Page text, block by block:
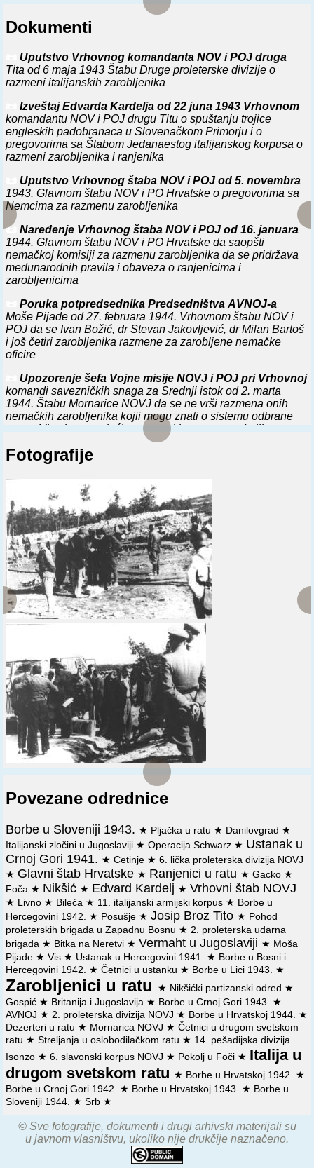
GŠ NOP odreda za Crnu Goru i Boku uputio
Štabu Nikšićkog NOP odreda direktivno pismo u kome je
istaknuto da prema italijanskim zarobljenim vojnicima treba
ujedno, treba ispitivati mogućnosti razmene zarobljenih
italijanskih vojnika za zatvorene ili internirane pripadnike
NOP-a.
1. 3. 1942. U Cetinju izvršena razmena 32 italijanska
zarobljena vojnika i oficira za 32 internirana i uhapšena
pripadnika NOP-a.
⚔️ 0. 8. 1942. Štab 4. operativne zone NOP odreda Hrvatske
onesposobi put Grahovo-Livno i o razmeni italijanskih
zarobljenika za grupu rodoljuba u italijanskim zatvorima.
⚔️
italijanskoj komandi u Nikšiću zahtev za pregovore oko
razmene italijanskih zarobljenika za internirce i tražio da se
doturi hrana za 500 italijanskih vojnika zarobljenih na
Javorku.
vrhovnog komandanta NOV i POJ Josipa Broza Tita o
spuštanju trojice engleskih padobranaca u Slovenačkom
primorju i o pregovorima predstavnika GŠ NOV i PO za
Sloveniju sa Štabom italijanskog 11. armijskog korpusa o
razmeni zarobljenika i ranjenika.
0. 8. 1943. U blizini Dolenjskih Toplica, na inicijativu
komandanta italijanske divizije -Izonco-, održana dva
sastanka sa predstavnicima GŠ NOV i PO za Sloveniju, na
kojima se raspravljalo o razmeni zarobljenika, ali sporazum
⚔️ 27. 10. 1943.
VŠ NOV i POJ odobrio Glavnom štabu NOV
jednu brigadu u Bosnu i Žumberak i da s nemačkim
predstavnicima pregovara o razmeni zarobljenika.
⚔️ 7. 7. 1944. GŠ NOV i PO za Sloveniju izdao jedinicama
uputstvo o postupku s ratnim zarobljenicima i dezerterima iz
neprijateljske vojske i o razmeni zarobljenika.
Dokumenti
Uputstvo Vrhovnog komandanta NOV i POJ druga
Tita od 6 maja 1943 Štabu Druge proleterske divizije o
razmeni italijanskih zarobljenika
Izveštaj Edvarda Kardelja od 22 juna 1943 Vrhovnom
komandantu NOV i POJ drugu Titu o spuštanju trojice
engleskih padobranaca u Slovenačkom Primorju i o
pregovorima sa Štabom Jedanaestog italijanskog korpusa o
razmeni zarobljenika i ranjenika
Uputstvo Vrhovnog štaba NOV i POJ od 5. novembra
1943. Glavnom štabu NOV i PO Hrvatske o pregovorima sa
Nemcima za razmenu zarobljenika
📜
Naređenje Vrhovnog štaba NOV i POJ od 16. januara
1944. Glavnom štabu NOV i PO Hrvatske da saopšti
nemačkoj komisiji za razmenu zarobljenika da se pridržava
međunarodnih pravila i obaveza o ranjenicima i
zarobljenicima
Poruka potpredsednika Predsedništva AVNOJ-a
Moše Pijade od 27. februara 1944. Vrhovnom štabu NOV i
POJ da se Ivan Božić, dr Stevan Jakovljević, dr Milan Bartoš
i još četiri zarobljenika razmene za zarobljene nemačke
oficire
Upozorenje šefa Vojne misije NOVJ i POJ pri Vrhovnoj
komandi savezničkih snaga za Srednji istok od 2. marta
1944. Štabu Mornarice NOVJ da se ne vrši razmena onih
nemačkih zarobljenika kojii mogu znati o sistemu odbrane
ostrva Visa i o postojećim pomorskim vezama s Italijom
📜 Obaveštenje Edvarda Kardelja od 1. oktobra 1944.
Vrhovnom komandantu NOV i POJ o hapšenju slovenačkog
pesnika Otona Župančića s molbom da se dozvoli njegova
razmena za zarobljenog nemačkog generala
Fotografije
Povezane odrednice
Borbe u Sloveniji 1943. ★ Pljačka u ratu ★ Danilovgrad ★
Italijanski zločini u Jugoslaviji ★Operacija Schwarz ★ Ustanak u
Crnoj Gori 1941. ★Cetinje ★6. lička proleterska divizija NOVJ
★ Glavni štab Hrvatske ★ Ranjenici u ratu ★Gacko ★
Foča ★ Nikšić ★ Edvard Kardelj ★Vrhovni štab NOVJ
★ Livno ★ Bileća ★ 11. italijanski armijski korpus ★ Borbe u
Hercegovini 1942. ★ Posušje ★Josip Broz Tito ★ Pohod
proleterskih brigada u Zapadnu Bosnu ★2. proleterska udarna
brigada ★ Bitka na Neretvi ★Vermaht u Jugoslaviji ★ Moša
Pijade ★Vis ★ Ustanak u Hercegovini 1941. ★ Borbe u Bosni i
Hercegovini 1942. ★Četnici u ustanku ★ Borbe u Lici 1943. ★
Zarobljenici u ratu ★ Nikšićki partizanski odred ★
Gospić ★ Britanija i Jugoslavija ★ Borbe u Crnoj Gori 1943. ★
AVNOJ ★2. proleterska divizija NOVJ ★ Borbe u Hrvatskoj 1944. ★
Dezerteri u ratu ★ Mornarica NOVJ ★Četnici u drugom svetskom
ratu ★Streljanja u oslobodilačkom ratu ★ 14. pešadijska divizija
Isonzo ★6. slavonski korpus NOVJ ★ Pokolj u Foči ★ Italija u
drugom svetskom ratu ★ Borbe u Hrvatskoj 1942. ★
Borbe u Crnoj Gori 1942. ★ Borbe u Hrvatskoj 1943. ★ Borbe u
Sloveniji 1944. ★Srb ★
© Sve fotografije, dokumenti i drugi arhivski materijali su
u javnom vlasništvu, ukoliko nije drukčije naznačeno.